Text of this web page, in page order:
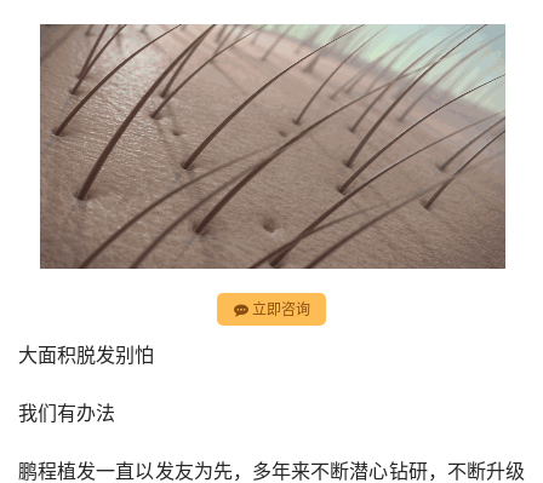
立即咨询
大面积脱发别怕
我们有办法
鹏程植发一直以发友为先，多年来不断潜心钻研，不断升级